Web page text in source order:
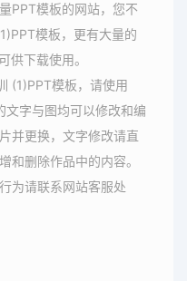
PPT模板的网站，您不
模板，更有大量的
供下载使用。
(1)PPT模板，请使用
字与图均可以修改和编
并更换，文字修改请直
和删除作品中的内容。
为请联系网站客服处